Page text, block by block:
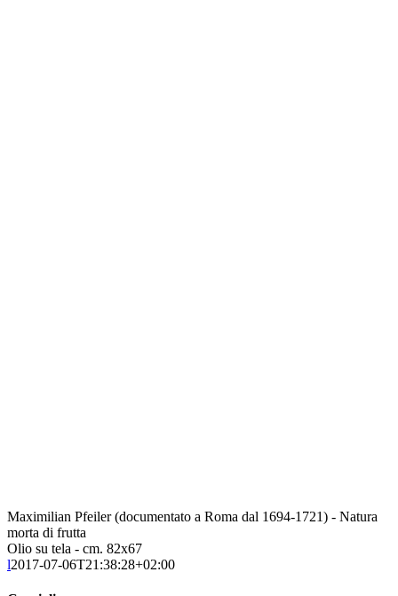
Maximilian Pfeiler (documentato a Roma dal 1694-1721) - Natura
morta di frutta
Olio su tela - cm. 82x67
l2017-07-06T21:38:28+02:00